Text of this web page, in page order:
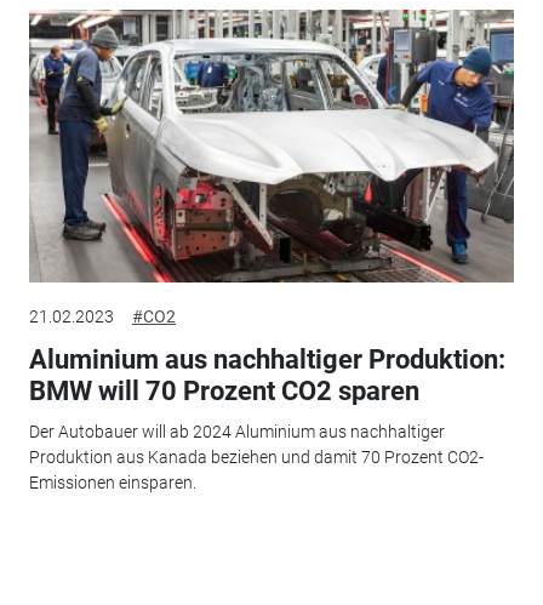
21.02.2023 #CO2
Aluminium aus nachhaltiger Produktion:
BMW will 70 Prozent CO2 sparen
Der Autobauer will ab 2024 Aluminium aus nachhaltiger
Produktion aus Kanada beziehen und damit 70 Prozent CO2-
Emissionen einsparen.